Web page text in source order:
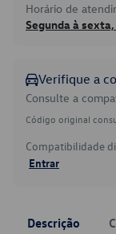
Horário de
Segunda à
Verifique a
Consulte a
Código original
Compatibilidade
Entrar
Descrição